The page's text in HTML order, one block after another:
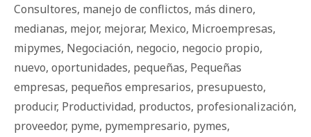
Consultores, manejo de conflictos, más dinero,
medianas, mejor, mejorar, Mexico, Microempresas,
mipymes, Negociación, negocio, negocio propio,
nuevo, oportunidades, pequeñas, Pequeñas
empresas, pequeños empresarios, presupuesto,
producir, Productividad, productos, profesionalización,
proveedor, pyme, pymempresario, pymes,